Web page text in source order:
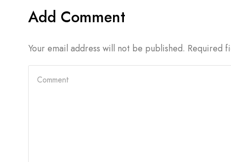
Add Comment
Your email address will not be published. Required